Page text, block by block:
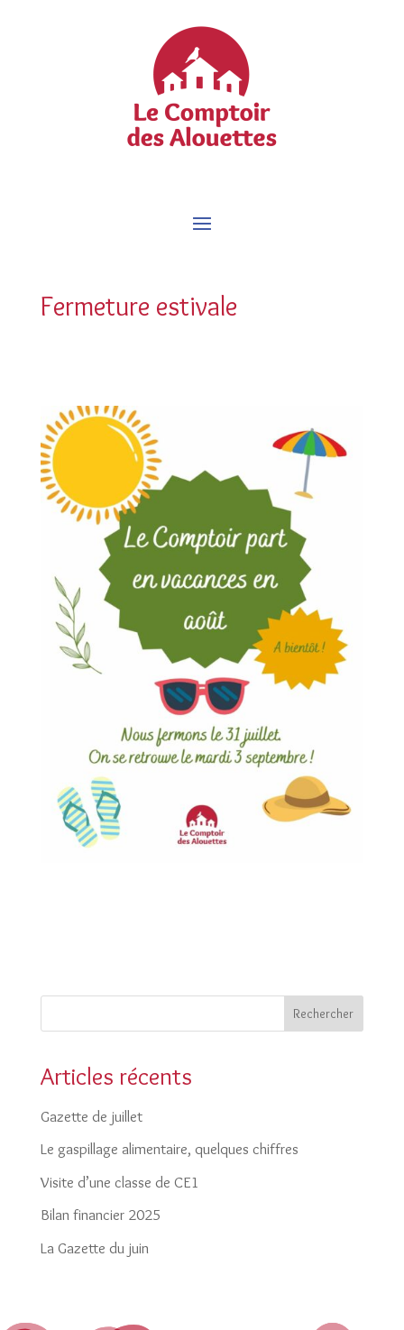
Fermeture estivale
Rechercher
Articles récents
Gazette de juillet
Le gaspillage alimentaire, quelques chiffres
Visite d’une classe de CE1
Bilan financier 2025
La Gazette du juin